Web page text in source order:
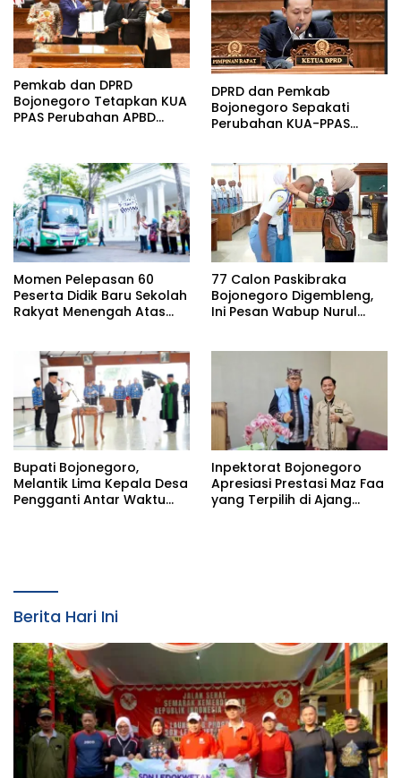
Pemkab dan DPRD
Bojonegoro Tetapkan KUA
PPAS Perubahan APBD
DPRD dan Pemkab
Bojonegoro Sepakati
Perubahan KUA-PPAS
Momen Pelepasan 60
Peserta Didik Baru Sekolah
Rakyat Menengah Atas
77 Calon Paskibraka
Bojonegoro Digembleng,
Ini Pesan Wabup Nurul
Bupati Bojonegoro,
Melantik Lima Kepala Desa
Pengganti Antar Waktu
Inpektorat Bojonegoro
Apresiasi Prestasi Maz Faa
yang Terpilih di Ajang
Berita Hari Ini